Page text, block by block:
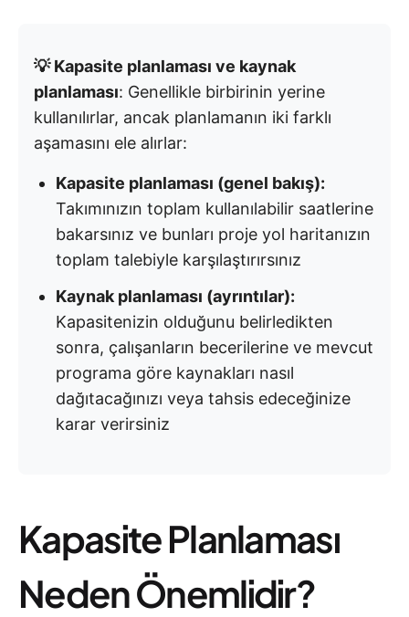
💡 Kapasite planlaması ve kaynak
planlaması: Genellikle birbirinin yerine
kullanılırlar, ancak planlamanın iki farklı
aşamasını ele alırlar:
Kapasite planlaması (genel bakış):
Takımınızın toplam kullanılabilir saatlerine
bakarsınız ve bunları proje yol haritanızın
toplam talebiyle karşılaştırırsınız
Kaynak planlaması (ayrıntılar):
Kapasitenizin olduğunu belirledikten
sonra, çalışanların becerilerine ve mevcut
programa göre kaynakları nasıl
dağıtacağınızı veya tahsis edeceğinize
karar verirsiniz
Kapasite Planlaması
Neden Önemlidir?